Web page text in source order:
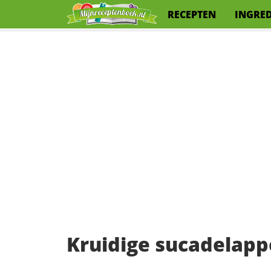
RECEPTEN
Kruidige